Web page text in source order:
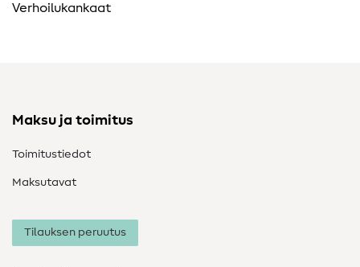
Verhoilukankaat
Maksu ja toimitus
Toimitustiedot
Maksutavat
Tilauksen peruutus